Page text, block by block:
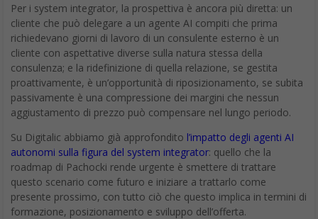
Per i system integrator, la prospettiva è ancora più diretta: un
cliente che può delegare a un agente AI compiti che prima
richiedevano giorni di lavoro di un consulente esterno è un
cliente con aspettative diverse sulla natura stessa della
consulenza; e la ridefinizione di quella relazione, se gestita
proattivamente, è un’opportunità di riposizionamento, se subita
passivamente è una compressione dei margini che nessun
aggiustamento di prezzo può compensare nel lungo periodo.
Su Digitalic abbiamo già approfondito l’impatto degli agenti AI
autonomi sulla figura del system integrator: quello che la
roadmap di Pachocki rende urgente è smettere di trattare
questo scenario come futuro e iniziare a trattarlo come
presente prossimo, con tutto ciò che questo implica in termini di
formazione, posizionamento e sviluppo dell’offerta.